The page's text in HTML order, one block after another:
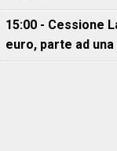
15:00 - Cessione
euro, parte ad